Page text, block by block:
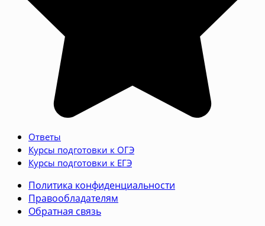
Ответы
Курсы подготовки к ОГЭ
Курсы подготовки к ЕГЭ
Политика конфиденциальности
Правообладателям
Обратная связь